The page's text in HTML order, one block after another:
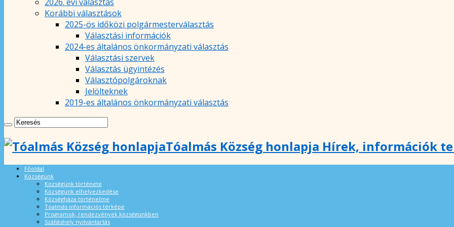
Korábbi választások
2025-ös időközi polgármesterválasztás
Választási információk
2024-es általános önkormányzati választás
Választási szervek
Választás ügyintézés
Választópolgároknak
Jelölteknek
2019-es általános önkormányzati választás
Tóalmás Község honlapja Hírek, információk
Főoldal
Községünk
Községünk története
Községünk elhelyezkedése
Községháza történelme
Tóalmás információs térképe
Programok, rendezvények községünkben
Szálláshely nyilvántartás